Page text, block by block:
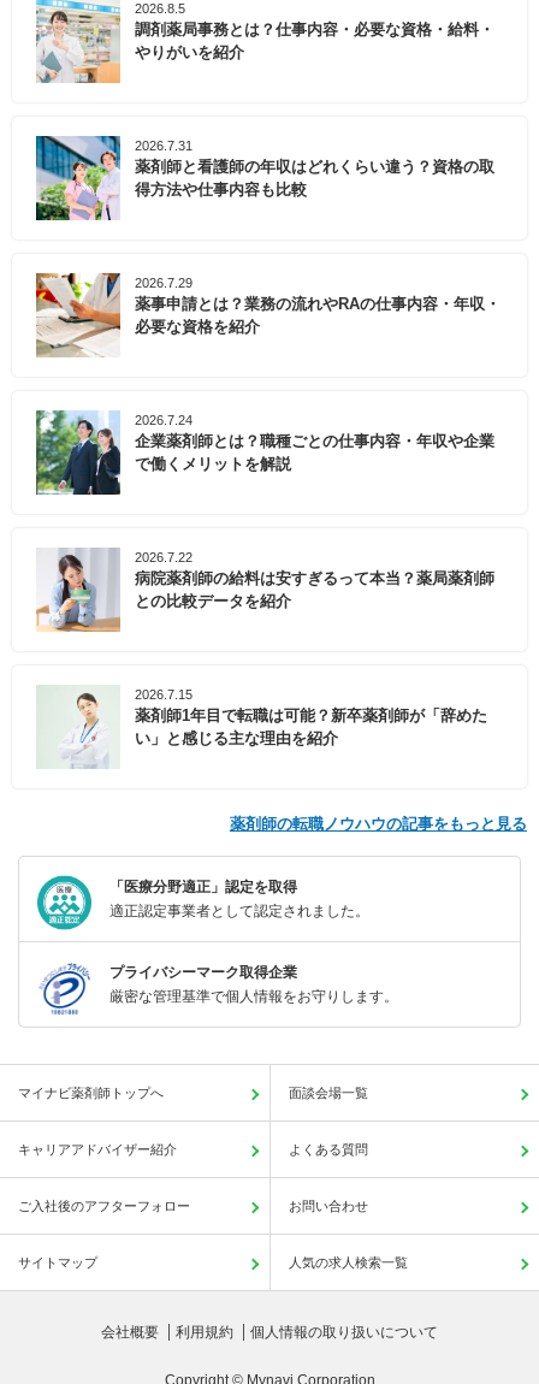
2026.8.5
調剤薬局事務とは？仕事内容・必要な資格・給料・
やりがいを紹介
2026.7.31
薬剤師と看護師の年収はどれくらい違う？資格の取
得方法や仕事内容も比較
2026.7.29
薬事申請とは？業務の流れやRAの仕事内容・年収・
必要な資格を紹介
2026.7.24
企業薬剤師とは？職種ごとの仕事内容・年収や企業
で働くメリットを解説
2026.7.22
病院薬剤師の給料は安すぎるって本当？薬局薬剤師
との比較データを紹介
2026.7.15
薬剤師1年目で転職は可能？新卒薬剤師が「辞めた
い」と感じる主な理由を紹介
薬剤師の転職ノウハウの記事をもっと見る
「医療分野適正」認定を取得
適正認定事業者として認定されました。
プライバシーマーク取得企業
厳密な管理基準で個人情報をお守りします。
マイナビ薬剤師トップへ 面談会場一覧
キャリアアドバイザー紹介 よくある質問
ご入社後のアフターフォロー お問い合わせ
サイトマップ 人気の求人検索一覧
会社概要 利用規約 個人情報の取り扱いについて
Copyright © Mynavi Corporation